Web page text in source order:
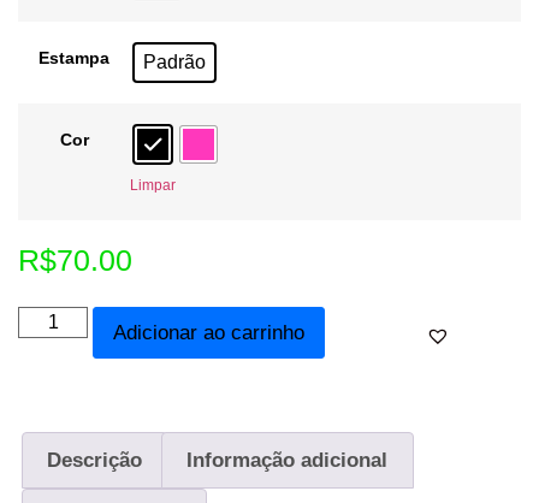
Estampa Padrão
Cor
Limpar
R$70.00
Adicionar ao carrinho
Descrição Informação adicional